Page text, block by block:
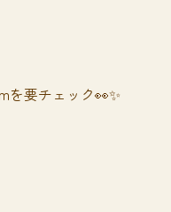
要チェック👀✨